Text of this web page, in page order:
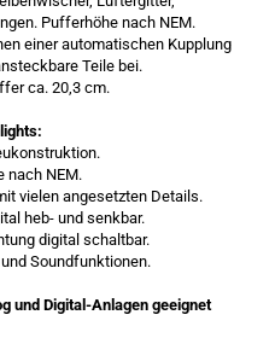
Pufferhöhe nach NEM.
einer automatischen Kupplung
Teile bei.
ca. 20,3 cm.
nach NEM.
vielen angesetzten Details.
heb- und senkbar.
digital schaltbar.
Soundfunktionen.
und Digital-Anlagen geeignet